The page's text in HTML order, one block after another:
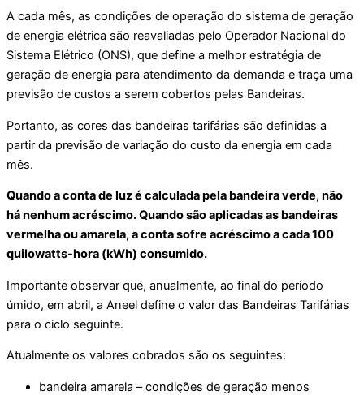
A cada mês, as condições de operação do sistema de geração
de energia elétrica são reavaliadas pelo Operador Nacional do
Sistema Elétrico (ONS), que define a melhor estratégia de
geração de energia para atendimento da demanda e traça uma
previsão de custos a serem cobertos pelas Bandeiras.
Portanto, as cores das bandeiras tarifárias são definidas a
partir da previsão de variação do custo da energia em cada
mês.
Quando a conta de luz é calculada pela bandeira verde, não
há nenhum acréscimo. Quando são aplicadas as bandeiras
vermelha ou amarela, a conta sofre acréscimo a cada 100
quilowatts-hora (kWh) consumido.
Importante observar que, anualmente, ao final do período
úmido, em abril, a Aneel define o valor das Bandeiras Tarifárias
para o ciclo seguinte.
Atualmente os valores cobrados são os seguintes:
bandeira amarela – condições de geração menos